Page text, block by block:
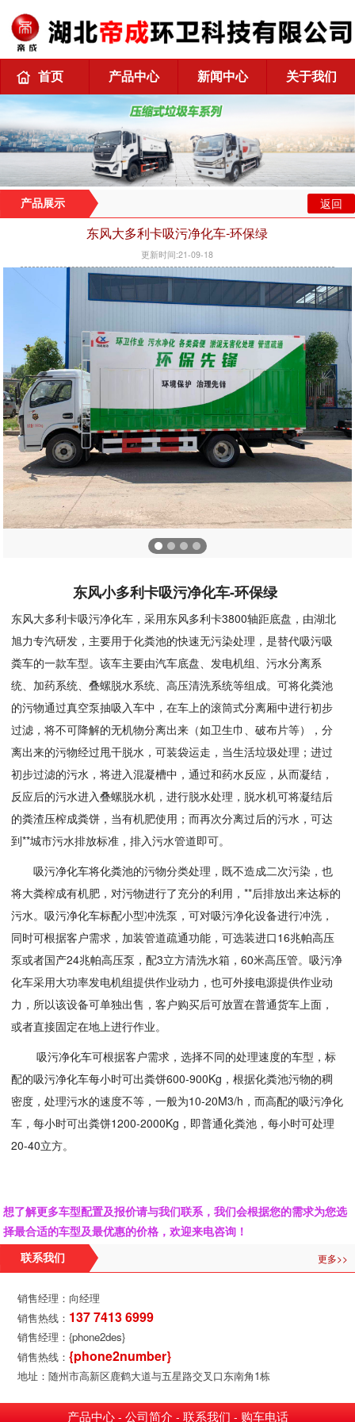
首页 产品中心 新闻中心 关于我们
产品展示 返回
东风大多利卡吸污净化车-环保绿
更新时间:21-09-18
东风小多利卡吸污净化车-环保绿
东风大多利卡吸污净化车，采用东风多利卡3800轴距底盘，由湖北
旭力专汽研发，主要用于化粪池的快速无污染处理，是替代吸污吸
粪车的一款车型。该车主要由汽车底盘、发电机组、污水分离系
统、加药系统、叠螺脱水系统、高压清洗系统等组成。可将化粪池
的污物通过真空泵抽吸入车中，在车上的滚筒式分离厢中进行初步
过滤，将不可降解的无机物分离出来（如卫生巾、破布片等），分
离出来的污物经过甩干脱水，可装袋运走，当生活垃圾处理；进过
初步过滤的污水，将进入混凝槽中，通过和药水反应，从而凝结，
反应后的污水进入叠螺脱水机，进行脱水处理，脱水机可将凝结后
的粪渣压榨成粪饼，当有机肥使用；而再次分离过后的污水，可达
到**城市污水排放标准，排入污水管道即可。
吸污净化车将化粪池的污物分类处理，既不造成二次污染，也
将大粪榨成有机肥，对污物进行了充分的利用，**后排放出来达标的
污水。吸污净化车标配小型冲洗泵，可对吸污净化设备进行冲洗，
同时可根据客户需求，加装管道疏通功能，可选装进口16兆帕高压
泵或者国产24兆帕高压泵，配3立方清洗水箱，60米高压管。吸污净
化车采用大功率发电机组提供作业动力，也可外接电源提供作业动
力，所以该设备可单独出售，客户购买后可放置在普通货车上面，
或者直接固定在地上进行作业。
吸污净化车可根据客户需求，选择不同的处理速度的车型，标
配的吸污净化车每小时可出粪饼600-900Kg，根据化粪池污物的稠
密度，处理污水的速度不等，一般为10-20M3/h，而高配的吸污净化
车，每小时可出粪饼1200-2000Kg，即普通化粪池，每小时可处理
20-40立方。
想了解更多车型配置及报价请与我们联系，我们会根据您的需求为您选
择最合适的车型及最优惠的价格，欢迎来电咨询！
联系我们 更多>>
销售经理：向经理
销售热线： 137 7413 6999
销售经理：{phone2des}
销售热线：{phone2number}
地址：随州市高新区鹿鹤大道与五星路交叉口东南角1栋
产品中心- 公司简介 - 联系我们 - 购车电话